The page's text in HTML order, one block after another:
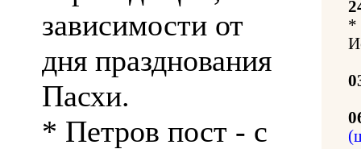
зависимости от
дня празднования
Пасхи.
* Петров пост - с
*